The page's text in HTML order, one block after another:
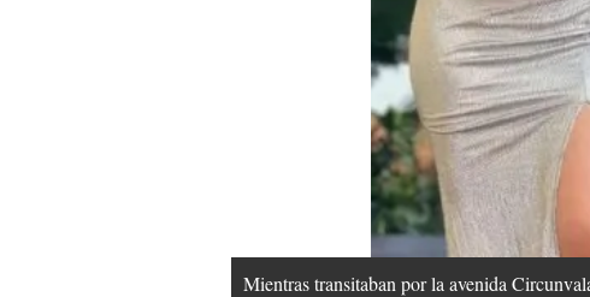
Mientras transitaban por la avenida